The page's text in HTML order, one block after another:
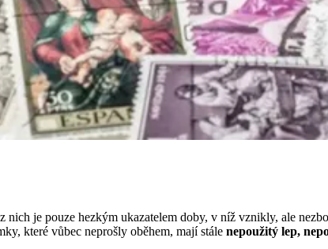
je pouze hezkým ukazatelem doby, v níž vznikly, ale
které vůbec neprošly oběhem, mají stále nepoužitý lep,